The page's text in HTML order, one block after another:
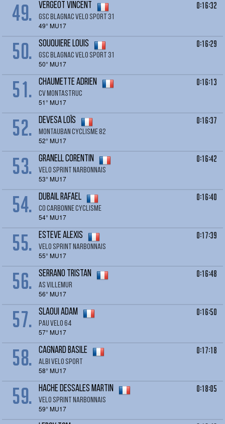
49. VERGEOT Vincent
GSC BLAGNAC VELO SPORT 31
49° MU17
0:16:32
50. SOUQUIERE Louis
GSC BLAGNAC VELO SPORT 31
50° MU17
0:16:29
51. CHAUMETTE Adrien
CV MONTASTRUC
51° MU17
0:16:13
52. DEVESA Loïs
MONTAUBAN CYCLISME 82
52° MU17
0:16:37
53. GRANELL CORENTIN
VELO SPRINT NARBONNAIS
53° MU17
0:16:42
54. DUBAIL Rafael
CO CARBONNE CYCLISME
54° MU17
0:16:40
55. ESTEVE Alexis
VELO SPRINT NARBONNAIS
55° MU17
0:17:39
56. SERRANO Tristan
AS VILLEMUR
56° MU17
0:16:48
57. SLAOUI Adam
PAU VELO 64
57° MU17
0:16:50
58. CAGNARD Basile
ALBI VELO SPORT
58° MU17
0:17:18
59. HACHE DESSALES Martin
VELO SPRINT NARBONNAIS
59° MU17
0:18:05